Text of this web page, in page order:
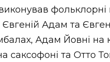
фольклорні
Євгеній Адам та
Адам Йовні на
саксофоні та Отто